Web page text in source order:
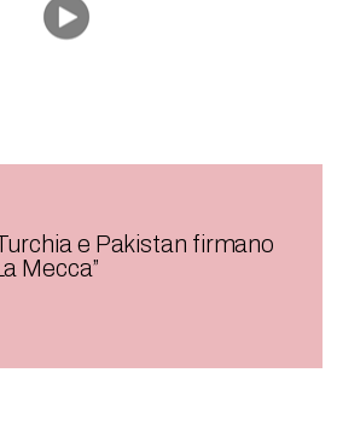
e Pakistan firmano
Mecca”